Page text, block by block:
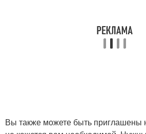
Вы также можете быть приглашены